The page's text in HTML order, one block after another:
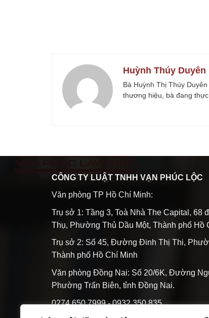
Huỳnh Thúy Duyên
Bà Huỳnh Thị Thúy
thương hiệu, bà đang
CÔNG TY LUẬT TNHH VẠN PHÚC LỘC
Văn phòng TP Hồ Chí Minh:
Trụ sở 1: Tầng 3, Toà Nhà The Capital, 68
Thụ, Phường Thủ Dầu Một, Thành phố Hồ
Trụ sở 2: Số 45, Đường Đinh Thị Thi,
Thành phố Hồ Chí Minh
Văn phòng Đồng Nai: Số 20/6K, Đường
Phường Trấn Biên, tỉnh Đồng Nai.
0274 650 7999 - 0932 350 835